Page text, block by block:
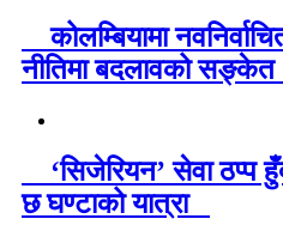
कोलम्बियामा
नीतिमा बदलावको सङ्केत
‘सिजेरियन’ सेवा ठप्प
छ घण्टाको यात्रा